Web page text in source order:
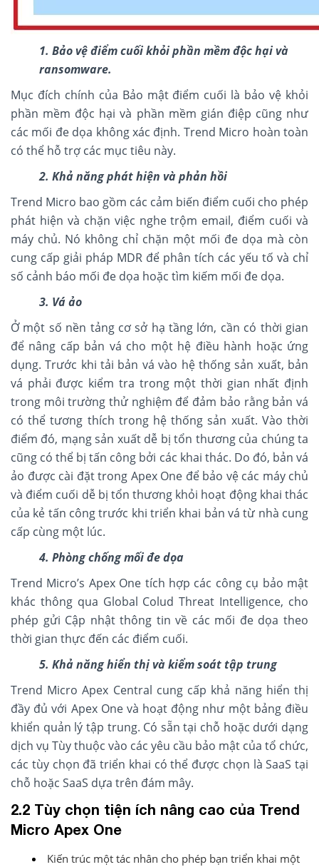
1. Bảo vệ điểm cuối khỏi phần mềm độc hại và
ransomware.
Mục đích chính của Bảo mật điểm cuối là bảo vệ khỏi
phần mềm độc hại và phần mềm gián điệp cũng như
các mối đe dọa không xác định. Trend Micro hoàn toàn
có thể hỗ trợ các mục tiêu này.
2. Khả năng phát hiện và phản hồi
Trend Micro bao gồm các cảm biến điểm cuối cho phép
phát hiện và chặn việc nghe trộm email, điểm cuối và
máy chủ. Nó không chỉ chặn một mối đe dọa mà còn
cung cấp giải pháp MDR để phân tích các yếu tố và chỉ
số cảnh báo mối đe dọa hoặc tìm kiếm mối đe dọa.
3. Vá ảo
Ở một số nền tảng cơ sở hạ tầng lớn, cần có thời gian
để nâng cấp bản vá cho một hệ điều hành hoặc ứng
dụng. Trước khi tải bản vá vào hệ thống sản xuất, bản
vá phải được kiểm tra trong một thời gian nhất định
trong môi trường thử nghiệm để đảm bảo rằng bản vá
có thể tương thích trong hệ thống sản xuất. Vào thời
điểm đó, mạng sản xuất dễ bị tổn thương của chúng ta
cũng có thể bị tấn công bởi các khai thác. Do đó, bản vá
ảo được cài đặt trong Apex One để bảo vệ các máy chủ
và điểm cuối dễ bị tổn thương khỏi hoạt động khai thác
của kẻ tấn công trước khi triển khai bản vá từ nhà cung
cấp cùng một lúc.
4. Phòng chống mối đe dọa
Trend Micro’s Apex One tích hợp các công cụ bảo mật
khác thông qua Global Colud Threat Intelligence, cho
phép gửi Cập nhật thông tin về các mối đe dọa theo
thời gian thực đến các điểm cuối.
5. Khả năng hiển thị và kiểm soát tập trung
Trend Micro Apex Central cung cấp khả năng hiển thị
đầy đủ với Apex One và hoạt động như một bảng điều
khiển quản lý tập trung. Có sẵn tại chỗ hoặc dưới dạng
dịch vụ Tùy thuộc vào các yêu cầu bảo mật của tổ chức,
các tùy chọn đã triển khai có thể được chọn là SaaS tại
chỗ hoặc SaaS dựa trên đám mây.
2.2 Tùy chọn tiện ích nâng cao của Trend
Micro Apex One
Kiến trúc một tác nhân cho phép bạn triển khai một